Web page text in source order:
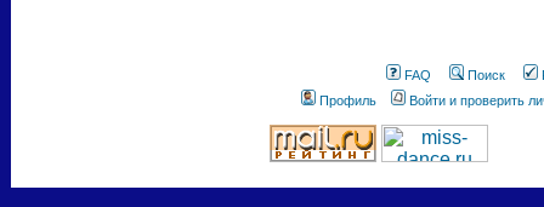
FAQ Поиск
Профиль
Войти и проверить